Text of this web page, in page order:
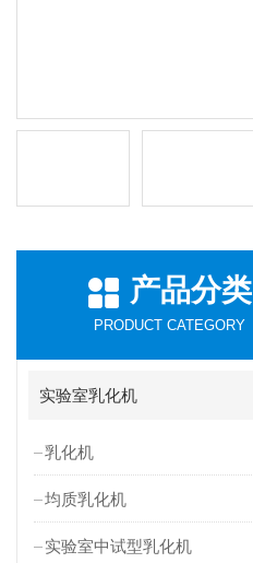
产品分类
PRODUCT CATEGORY
实验室乳化机
乳化机
均质乳化机
实验室中试型乳化机